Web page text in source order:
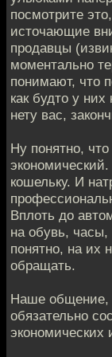
посмотрите
источающие
продавцы
моментально
понимают, что
как будто у
нету вас,
Ну понятно,
кошельку. И
Вплоть до
на обувь, часы,
понятно, на их
обращать.
Наше общение,
обязательно
экономических